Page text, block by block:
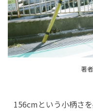
著
156cmという小柄さ